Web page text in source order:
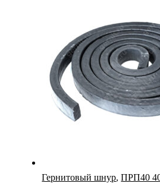
Гернитовый шнур,ПРП40